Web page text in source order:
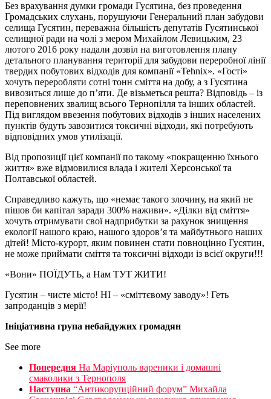
Без врахування думки громади Гусятина, без проведення
Громадських слухань, порушуючи Генеральний план забудови
селища Гусятин, переважна більшість депутатів Гусятинської
селищної ради на чолі з мером Михайлом Левицьким, 23
лютого 2016 року надали дозвіл на виготовлення плану
детального планування території для забудови переробної лінії
твердих побутових відходів для компанії «Tehnix». «Гості»
хочуть переробляти сотні тонн сміття на добу, а з Гусятина
вивозиться лише до п’яти. Де візьметься решта? Відповідь – із
переповнених звалищ всього Тернопілля та інших областей.
Під виглядом ввезення побутових відходів з інших населених
пунктів будуть завозитися токсичні відходи, які потребують
відповідних умов утилізації.
Від пропозиції цієї компанії по такому «покращенню їхнього
життя» вже відмовилися влада і жителі Херсонської та
Полтавської областей.
Справедливо кажуть, що «немає такого злочину, на який не
пішов би капітал заради 300% наживи». «Ділки від сміття»
хочуть отримувати свої надприбутки за рахунок знищення
екології нашого краю, нашого здоров’я та майбутнього наших
дітей! Місто-курорт, яким повинен стати повноцінно Гусятин,
не може приймати сміття та токсичні відходи із всієї округи!!!
«Вони» ПОЇДУТЬ, а Нам ТУТ ЖИТИ!
Гусятин – чисте місто! НІ – «сміттєвому заводу»! Геть
запроданців з мерії!
Ініціативна група небайдужих громадян
See more
Попередня На Маріуполь вареники і домашні
смаколики з Тернополя
Наступна “Антикорупційний форум” Михайла